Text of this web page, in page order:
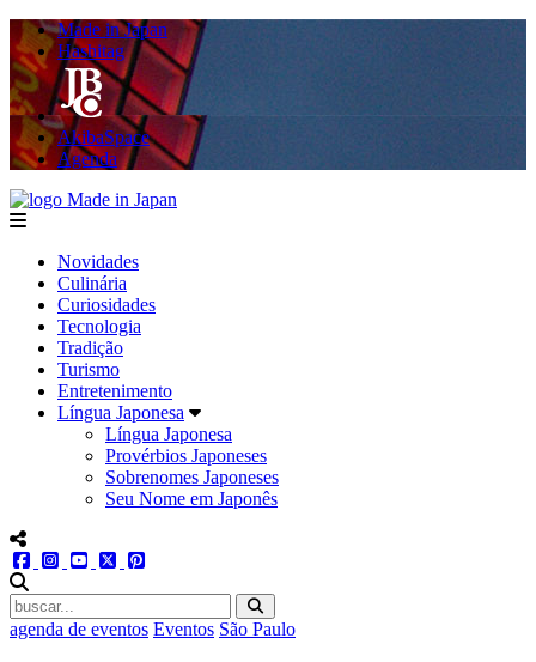
Made in Japan
Hashitag
AkibaSpace
Agenda
menu
Novidades
Culinária
Curiosidades
Tecnologia
Tradição
Turismo
Entretenimento
Língua Japonesa
Língua Japonesa
Provérbios Japoneses
Sobrenomes Japoneses
Seu Nome em Japonês
menu redes social
facebookinstagram
youtube
twitter
agenda de eventos Eventos São Paulo